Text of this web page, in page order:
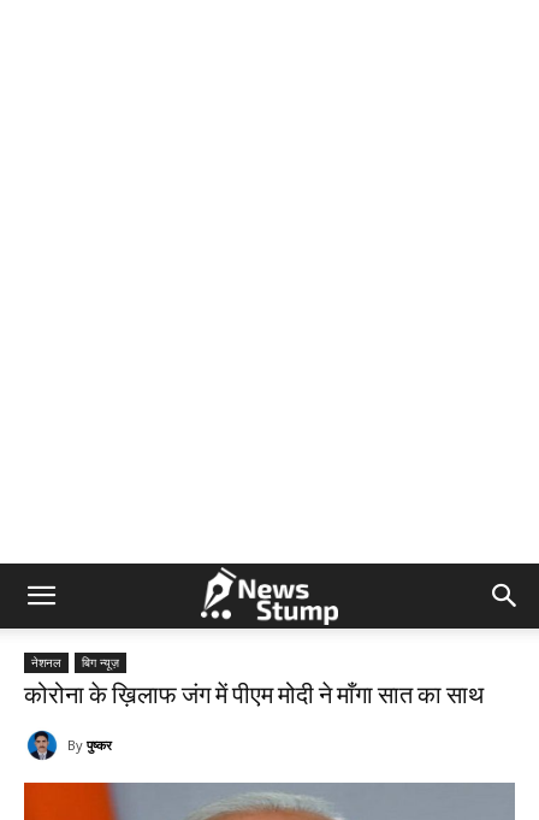
नेशनल बिग न्यूज़
कोरोना के ख़िलाफ जंग में पीएम मोदी ने माँगा सात का साथ
By पुष्कर